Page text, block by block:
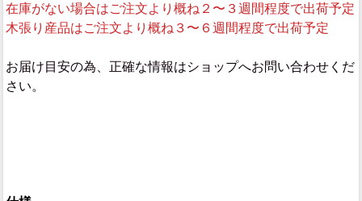
在庫がない場合はご注文より概ね２〜３週間程度で出荷予定
木張り産品はご注文より概ね３〜６週間程度で出荷予定
お届け目安の為、正確な情報はショップへお問い合わせくだ
さい。